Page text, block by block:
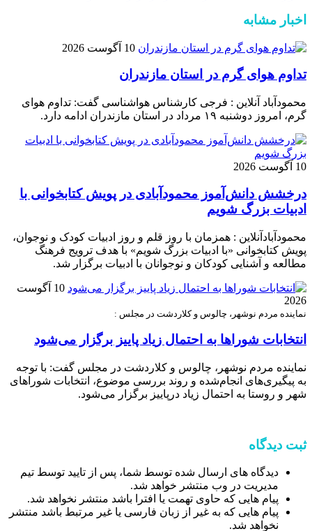
اخبار مشابه
10 آگوست 2026
تداوم هوای گرم در استان مازندران
محمودآباد آنلاین : فرجی کارشناس هواشناسی گفت: تداوم هوای
گرم، امروز دوشنبه ۱۹ مرداد در استان مازندران ادامه دارد.
10 آگوست 2026
درخشش دانش‌آموز محمودآبادی در پویش کتابخوانی با
ادبیات بزرگ شویم
محمودآبادآنلاین : همزمان با روز قلم و روز ادبیات کودک و نوجوان،
پویش کتابخوانی «با ادبیات بزرگ شویم» با هدف ترویج فرهنگ
مطالعه و آشنایی کودکان و نوجوانان با ادبیات برگزار شد.
10 آگوست
2026
نماینده مردم نوشهر، چالوس و کلاردشت در مجلس :
انتخابات شوراها به احتمال زیاد پاییز برگزار می‌شود
نماینده مردم نوشهر، چالوس و کلاردشت در مجلس گفت: با توجه
به پیگیری‌های انجام‌شده و روند بررسی موضوع، انتخابات شوراهای
شهر و روستا به احتمال زیاد درپاییز برگزار می‌شود.
ثبت دیدگاه
دیدگاه های ارسال شده توسط شما، پس از تایید توسط تیم
مدیریت در وب منتشر خواهد شد.
پیام هایی که حاوی تهمت یا افترا باشد منتشر نخواهد شد.
پیام هایی که به غیر از زبان فارسی یا غیر مرتبط باشد منتشر
نخواهد شد.